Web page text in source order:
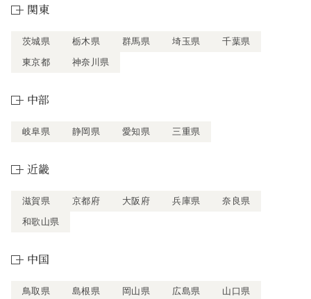
関東
茨城県 栃木県 群馬県 埼玉県
千葉県
東京都
神奈川県
中部
岐阜県 静岡県 愛知県 三重県
近畿
滋賀県 京都府 大阪府 兵庫県
奈良県
和歌山県
中国
鳥取県 島根県 岡山県 広島県 山口県